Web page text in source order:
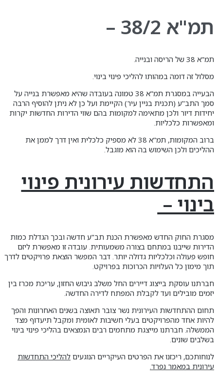
תמ"א 38/2 –
תמ"א 38 של הריסה ובנייה.
מסלול זה דומה במהותו להליכי פינוי בינוי.
הבעייה במסגרת תמ"א 38 טמונה בעובדה שהיא מאפשרת בנייה על
סמך התב"ע (תכנית בניין עיר) הקיימת ועל כן לא ניתן להוסיף הרבה
יחידות דיור ולכן מתאימה למקומות בהם שווי הדירות החדשות יקרות
ומאפשרות כלכליות.
ברוב המקומות, תמ"א 38 לא מספיק כלכלית ואין דרך לממן את
ההליכים ולכן השימוש בה הוא מוגבל.
התחדשות עירונית פינוי
בינוי –
מסגרת החוק החדש מאפשרת הכנת תב"ע חדשה ובכך הגדלת כמות
הדירות שייבנו במתחם בצורה משמעותית. עובדה זו מאפשרת ליזם
חופש פעולה וכלכליות גדולה יותר. דבר המפשר הוצאת פרויקטים לדרך
תוך מימון כל העלויות הכרוכות בפרויקט.
חברתנו עוסקת בייצוג דיירים החל משלב גיבוש החזון, עריכת מכרז בין
יזמים מובילים ועד לקבלת המפתח לדירה החדשה.
תחום ההתחדשות העירונית נשר צובר תאוצה בשנים האחרונות והפך
להיות אחד מהפרויקטים בעלי חשיבות לאומית ומקבל תיעדוף מצד
הממשלה. חברתנו מייצגת מתחמים רבים הנמצאים בהליכי פינוי בינוי
בשלבים שונים.
לנוחותכם, ריכזנו את הפרטים העיקריים הנוגעיםלהליכי התחדשות
עירונית במאמר נפרד.